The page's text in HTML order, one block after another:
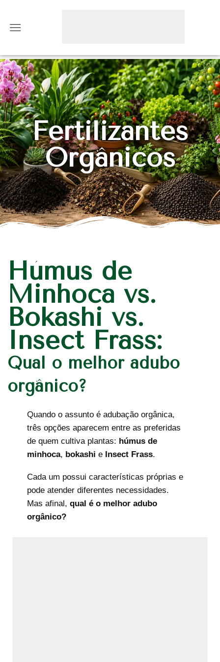
Fertilizantes
Orgânicos
Húmus de
Minhoca vs.
Bokashi vs.
Insect Frass:
Qual o melhor adubo
orgânico?
Quando o assunto é adubação orgânica,
três opções aparecem entre as preferidas
de quem cultiva plantas: húmus de
minhoca, bokashi e Insect Frass.
Cada um possui características próprias e
pode atender diferentes necessidades.
Mas afinal, qual é o melhor adubo
orgânico?